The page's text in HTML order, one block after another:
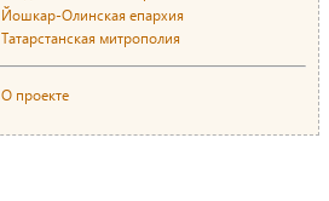
Йошкар-Олинская епархия
Татарстанская митрополия
О проекте